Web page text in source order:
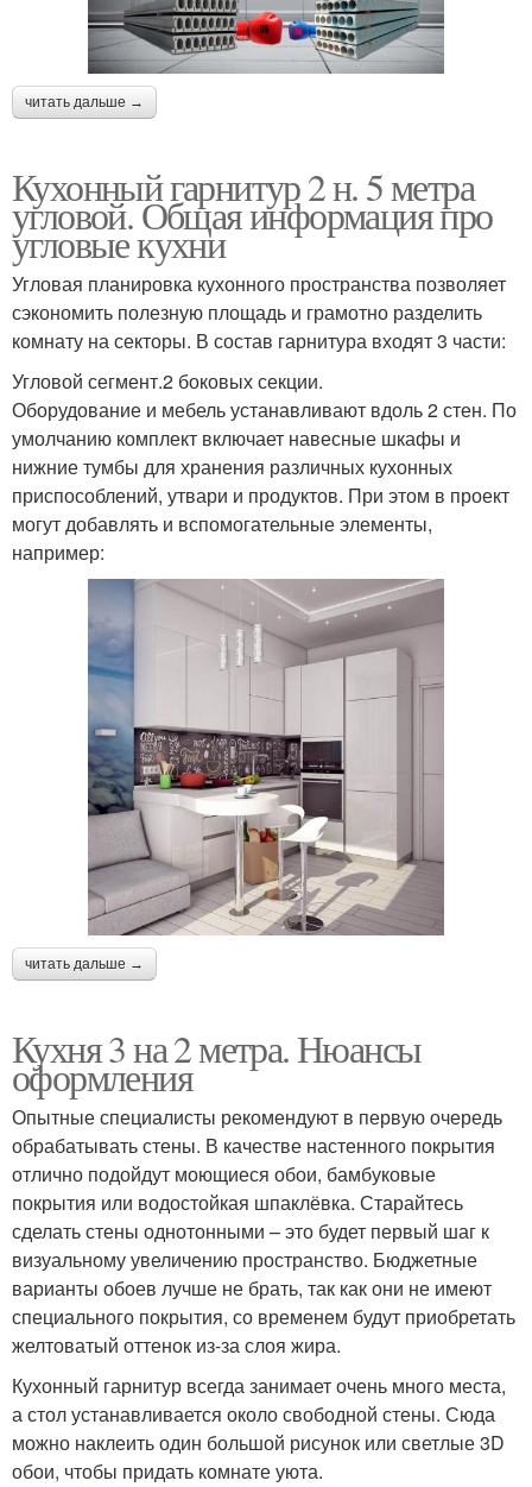
читать дальше →
Кухонный гарнитур 2 н. 5 метра
угловой. Общая информация про
угловые кухни
Угловая планировка кухонного пространства позволяет
сэкономить полезную площадь и грамотно разделить
комнату на секторы. В состав гарнитура входят 3 части:
Угловой сегмент.2 боковых секции.
Оборудование и мебель устанавливают вдоль 2 стен. По
умолчанию комплект включает навесные шкафы и
нижние тумбы для хранения различных кухонных
приспособлений, утвари и продуктов. При этом в проект
могут добавлять и вспомогательные элементы,
например:
читать дальше →
Кухня 3 на 2 метра. Нюансы
оформления
Опытные специалисты рекомендуют в первую очередь
обрабатывать стены. В качестве настенного покрытия
отлично подойдут моющиеся обои, бамбуковые
покрытия или водостойкая шпаклёвка. Старайтесь
сделать стены однотонными – это будет первый шаг к
визуальному увеличению пространство. Бюджетные
варианты обоев лучше не брать, так как они не имеют
специального покрытия, со временем будут приобретать
желтоватый оттенок из-за слоя жира.
Кухонный гарнитур всегда занимает очень много места,
а стол устанавливается около свободной стены. Сюда
можно наклеить один большой рисунок или светлые 3D
обои, чтобы придать комнате уюта.